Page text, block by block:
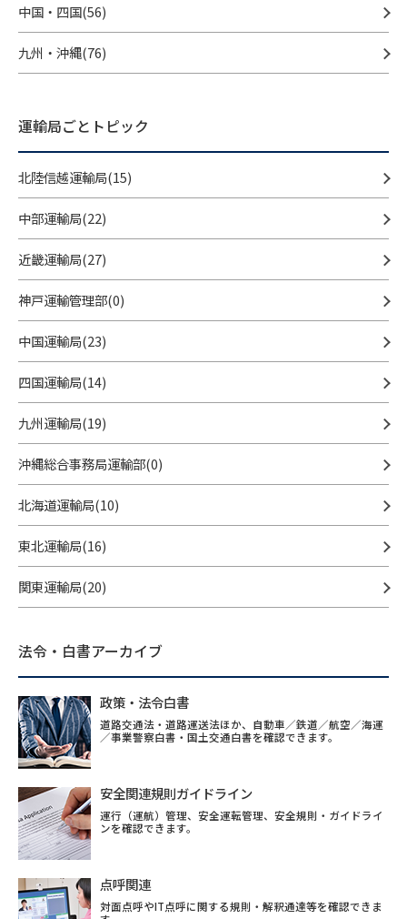
中国・四国(56)
九州・沖縄(76)
運輸局ごとトピック
北陸信越運輸局(15)
中部運輸局(22)
近畿運輸局(27)
神戸運輸管理部(0)
中国運輸局(23)
四国運輸局(14)
九州運輸局(19)
沖縄総合事務局運輸部(0)
北海道運輸局(10)
東北運輸局(16)
関東運輸局(20)
法令・白書アーカイブ
政策・法令白書
道路交通法・道路運送法ほか、自動車／鉄道／航空／海運
／事業警察白書・国土交通白書を確認できます。
安全関連規則ガイドライン
運行（運航）管理、安全運転管理、安全規則・ガイドライ
ンを確認できます。
点呼関連
対面点呼やIT点呼に関する規則・解釈通達等を確認できま